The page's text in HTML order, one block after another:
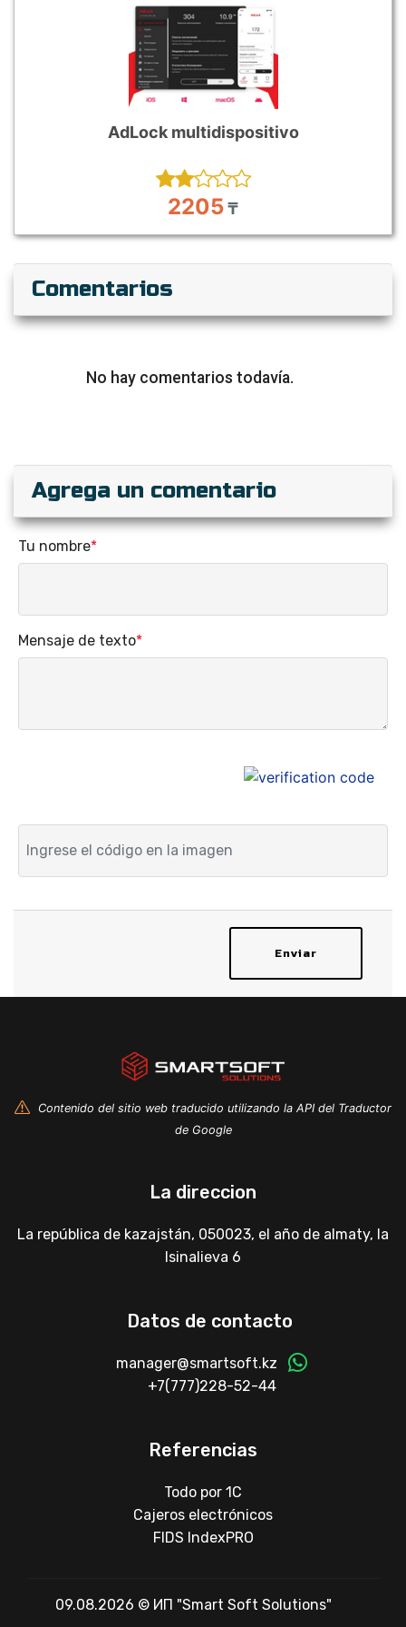
AdLock multidispositivo
2205₸
Comentarios
No hay comentarios todavía.
Agrega un comentario
Tu nombre*
Mensaje de texto*
Enviar
Contenido del sitio web traducido utilizando la API del Traductor
de Google
La direccion
La república de kazajstán, 050023, el año de almaty, la
Isinalieva 6
Datos de contacto
manager@smartsoft.kz
+7(777)228-52-44
Referencias
Todo por 1C
Cajeros electrónicos
FIDS IndexPRO
09.08.2026 © ИП "Smart Soft Solutions"